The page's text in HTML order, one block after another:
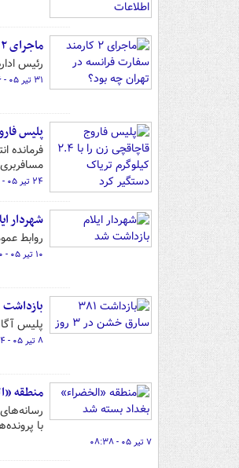
ماجرای ۲ کارمند سفارت فرانسه در تهران چه بود؟
رئیس
۳۱ تیر ۰۵ - ۰۹:۳۶
پلیس فاروج
فرمانده
مسافربری را داشت،
۲۴ تیر ۰۵ - ۱۱:۴۷
شهردار
روابط
۱۰ تیر ۰۵ - ۱۴:۳۰
بازداشت ۳۸۱ سارق خشن در ۳ روز
پلیس آگاهی از
۸ تیر ۰۵ - ۱۲:۲۴
منطقه
با
۷ تیر ۰۵ - ۰۸:۳۸